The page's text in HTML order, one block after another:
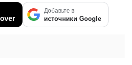
Добавьте в
источники Google